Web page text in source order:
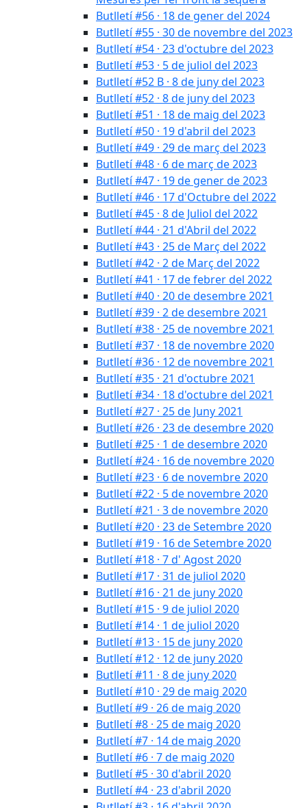
Butlletí #56 · 18 de gener del 2024
Butlletí #55 · 30 de novembre del 2023
Butlletí #54 · 23 d'octubre del 2023
Butlletí #53 · 5 de juliol del 2023
Butlletí #52 B · 8 de juny del 2023
Butlletí #52 · 8 de juny del 2023
Butlletí #51 · 18 de maig del 2023
Butlletí #50 · 19 d'abril del 2023
Butlletí #49 · 29 de març del 2023
Butlletí #48 · 6 de març de 2023
Butlletí #47 · 19 de gener de 2023
Butlletí #46 · 17 d'Octubre del 2022
Butlletí #45 · 8 de Juliol del 2022
Butlletí #44 · 21 d'Abril del 2022
Butlletí #43 · 25 de Març del 2022
Butlletí #42 · 2 de Març del 2022
Butlletí #41 · 17 de febrer del 2022
Butlletí #40 · 20 de desembre 2021
Butlletí #39 · 2 de desembre 2021
Butlletí #38 · 25 de novembre 2021
Butlletí #37 · 18 de novembre 2020
Butlletí #36 · 12 de novembre 2021
Butlletí #35 · 21 d'octubre 2021
Butlletí #34 · 18 d'octubre del 2021
Butlletí #27 · 25 de Juny 2021
Butlletí #26 · 23 de desembre 2020
Butlletí #25 · 1 de desembre 2020
Butlletí #24 · 16 de novembre 2020
Butlletí #23 · 6 de novembre 2020
Butlletí #22 · 5 de novembre 2020
Butlletí #21 · 3 de novembre 2020
Butlletí #20 · 23 de Setembre 2020
Butlletí #19 · 16 de Setembre 2020
Butlletí #18 · 7 d' Agost 2020
Butlletí #17 · 31 de juliol 2020
Butlletí #16 · 21 de juny 2020
Butlletí #15 · 9 de juliol 2020
Butlletí #14 · 1 de juliol 2020
Butlletí #13 · 15 de juny 2020
Butlletí #12 · 12 de juny 2020
Butlletí #11 · 8 de juny 2020
Butlletí #10 · 29 de maig 2020
Butlletí #9 · 26 de maig 2020
Butlletí #8 · 25 de maig 2020
Butlletí #7 · 14 de maig 2020
Butlletí #6 · 7 de maig 2020
Butlletí #5 · 30 d'abril 2020
Butlletí #4 · 23 d'abril 2020